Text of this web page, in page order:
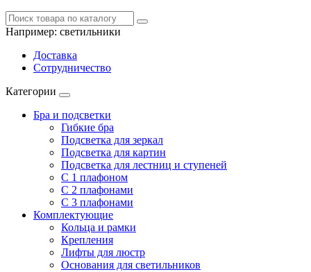
Например: светильники
Доставка
Сотрудничество
Категории
Бра и подсветки
Гибкие бра
Подсветка для зеркал
Подсветка для картин
Подсветка для лестниц и ступеней
С 1 плафоном
С 2 плафонами
С 3 плафонами
Комплектующие
Кольца и рамки
Крепления
Лифты для люстр
Основания для светильников